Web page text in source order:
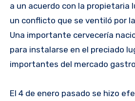
a un acuerdo con la propietaria
un conflicto que se ventiló por
Una importante cervecería
para instalarse en el preciado
importantes del mercado
El 4 de enero pasado se hizo